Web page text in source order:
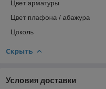
Цвет арматуры
Цвет плафона / абажура
Цоколь
Скрыть
Условия доставки